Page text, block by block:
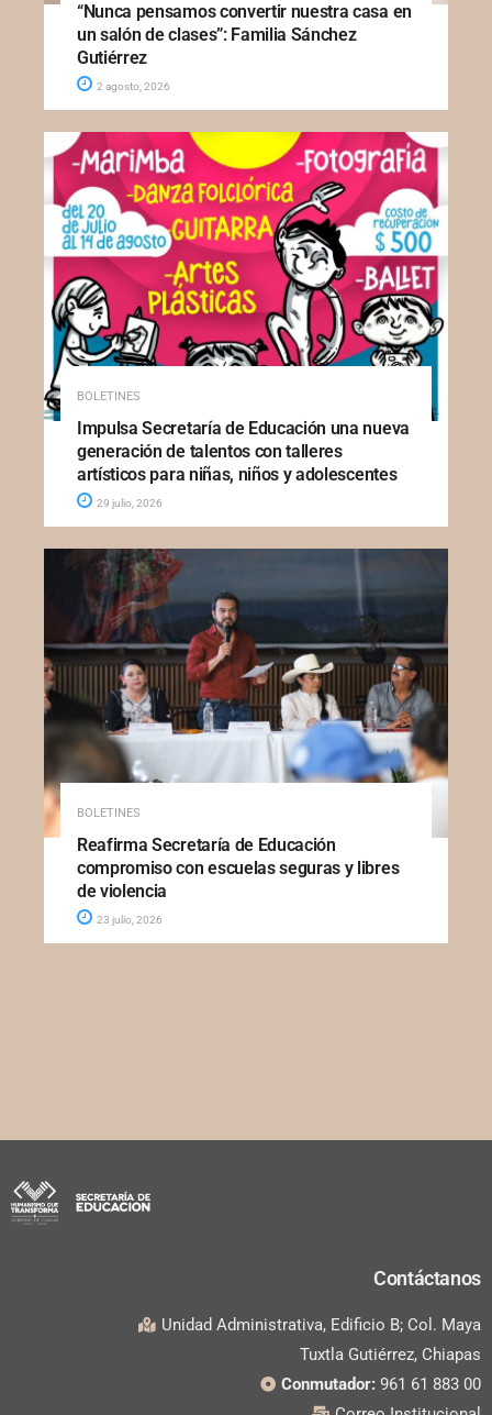
“Nunca pensamos convertir nuestra casa en
un salón de clases”: Familia Sánchez
Gutiérrez
2 agosto, 2026
BOLETINES
Impulsa Secretaría de Educación una nueva
generación de talentos con talleres
artísticos para niñas, niños y adolescentes
29 julio, 2026
BOLETINES
Reafirma Secretaría de Educación
compromiso con escuelas seguras y libres
de violencia
23 julio, 2026
Contáctanos
Unidad Administrativa, Edificio B; Col. Maya
Tuxtla Gutiérrez, Chiapas
Conmutador: 961 61 883 00